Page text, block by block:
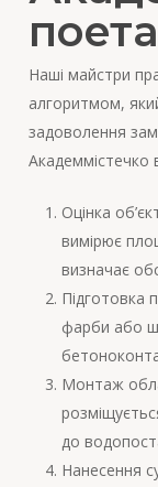
Наші майстри
алгоритмом,
задоволення
Академмістечко
Оцінка
вимірює
визначає
Підготовка
фарби або
Монтаж
до
Нанесення